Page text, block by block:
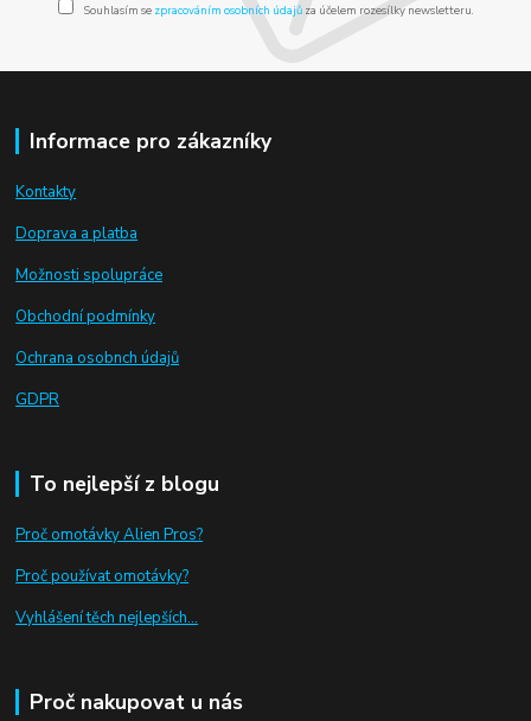
Souhlasím se zpracováním osobních údajůza účelem rozesílky newsletteru.
Informace pro zákazníky
Kontakty
Doprava a platba
Možnosti spolupráce
Obchodní podmínky
Ochrana osobnch údajů
GDPR
To nejlepší z blogu
Proč omotávky Alien Pros?
Proč používat omotávky?
Vyhlášení těch nejlepších...
Proč nakupovat u nás